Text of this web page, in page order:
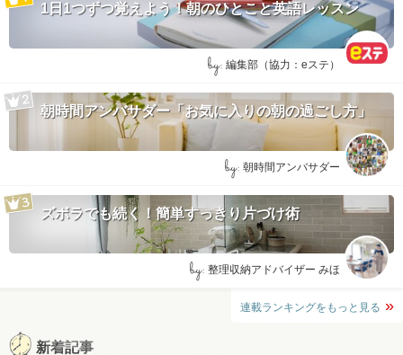
1日1つずつ覚えよう！朝のひとこと英語レッスン
by: 編集部（協力：eステ）
朝時間アンバサダー「お気に入りの朝の過ごし方」
by: 朝時間アンバサダー
ズボラでも続く！簡単すっきり片づけ術
by: 整理収納アドバイザー みほ
連載ランキングをもっと見る
新着記事